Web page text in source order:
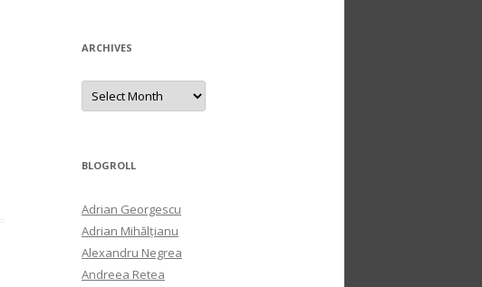
ARCHIVES
Archives
BLOGROLL
Adrian Georgescu
Adrian Mihălțianu
Alexandru Negrea
Andreea Retea